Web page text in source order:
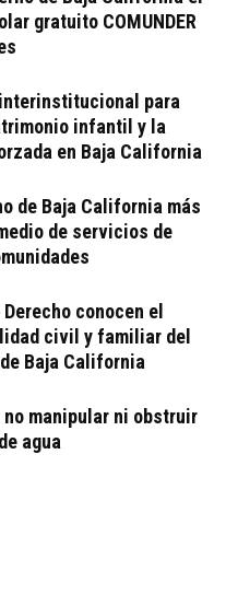
gratuito COMUNDER
para
infantil y la
en Baja California
de Baja California más
de servicios de
conocen el
civil y familiar del
Baja California
no manipular ni obstruir
agua